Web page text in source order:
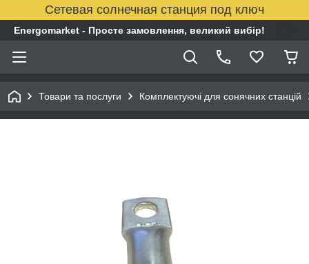
Сетевая солнечная станция под ключ
Energomarket - Просте замовлення, великий вибір!
Товари та послуги Комплектуючі для сонячних станцій